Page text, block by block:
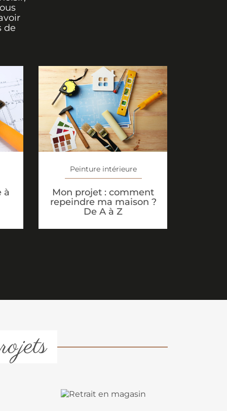
de
à
Peinture intérieure
Mon projet : comment
repeindre ma maison ?
De A à Z